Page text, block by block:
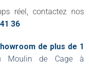
réel, contactez nos
36
de plus de 1
Moulin de Cage à